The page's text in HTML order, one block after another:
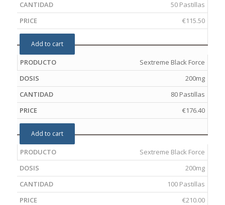
50 Pastillas
€115.50
Add to cart
Sextreme Black Force
200mg
80 Pastillas
€176.40
Add to cart
Sextreme Black Force
200mg
100 Pastillas
€210.00